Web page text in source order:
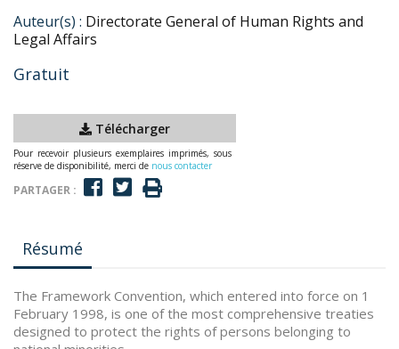
Auteur(s) : Directorate General of Human Rights and
Legal Affairs
Gratuit
Télécharger
Pour recevoir plusieurs exemplaires imprimés, sous
réserve de disponibilité, merci de nous contacter
PARTAGER :
Résumé
The Framework Convention, which entered into force on 1
February 1998, is one of the most comprehensive treaties
designed to protect the rights of persons belonging to